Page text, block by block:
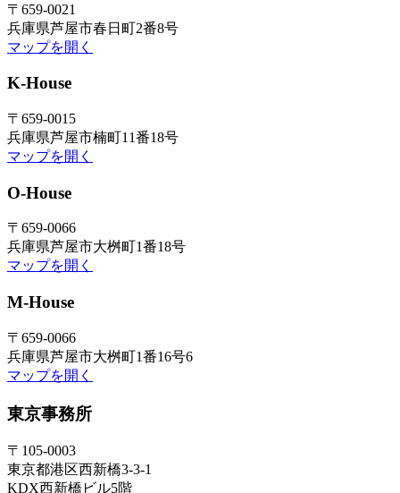
〒659-0021
兵庫県芦屋市春日町2番8号
マップを開く
K-House
〒659-0015
兵庫県芦屋市楠町11番18号
マップを開く
O-House
〒659-0066
兵庫県芦屋市大桝町1番18号
マップを開く
M-House
〒659-0066
兵庫県芦屋市大桝町1番16号6
マップを開く
東京事務所
〒105-0003
東京都港区西新橋3-3-1
KDX西新橋ビル5階